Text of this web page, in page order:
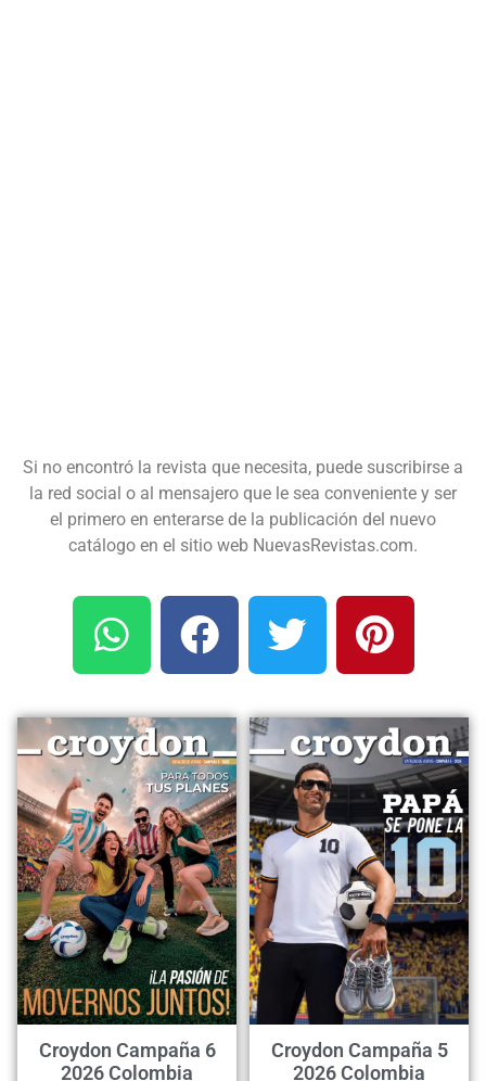
Si no encontró la revista que necesita, puede suscribirse a
la red social o al mensajero que le sea conveniente y ser
el primero en enterarse de la publicación del nuevo
catálogo en el sitio web NuevasRevistas.com.
Croydon Campaña 6
2026 Colombia
Croydon Campaña 5
2026 Colombia